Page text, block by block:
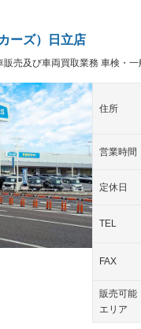
100V電源
革シート
－ HID(キセノンライト)
－ エアロ
－ パワーシート
－ チップアップシート
－ ウォークスルー
－ シートエアコン
－ エアサスペンション
ーズ）日立店
売及び車両買取業務 車検・
住所
営業時間
定休日
TEL
FAX
販売可能
エリア